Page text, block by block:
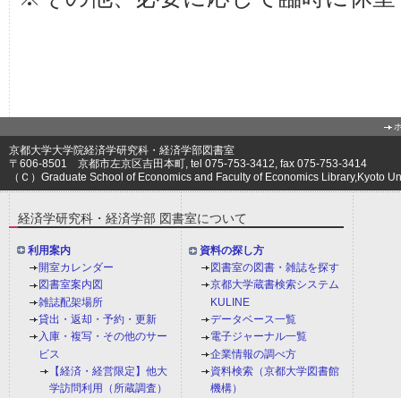
京都大学大学院経済学研究科・経済学部図書室
〒606-8501 京都市左京区吉田本町, tel 075-753-3412, fax 075-753-3414
（Ｃ）Graduate School of Economics and Faculty of Economics Library,Kyoto
経済学研究科・経済学部 図書室について
利用案内
開室カレンダー
図書室案内図
雑誌配架場所
貸出・返却・予約・更新
入庫・複写・その他のサー
ビス
【経済・経営限定】他大
学訪問利用（所蔵調査）
資料の探し方
図書室の図書・雑誌を探す
京都大学蔵書検索システム
KULINE
データベース一覧
電子ジャーナル一覧
企業情報の調べ方
資料検索（京都大学図書館
機構）